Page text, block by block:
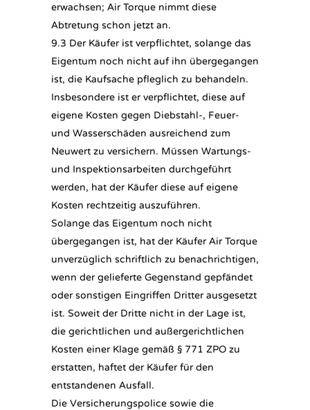
erwachsen; Air Torque nimmt diese
Abtretung schon jetzt an.
9.3 Der Käufer ist verpflichtet, solange das
Eigentum noch nicht auf ihn übergegangen
ist, die Kaufsache pfleglich zu behandeln.
Insbesondere ist er verpflichtet, diese auf
eigene Kosten gegen Diebstahl-, Feuer-
und Wasserschäden ausreichend zum
Neuwert zu versichern. Müssen Wartungs-
und Inspektionsarbeiten durchgeführt
werden, hat der Käufer diese auf eigene
Kosten rechtzeitig auszuführen.
Solange das Eigentum noch nicht
übergegangen ist, hat der Käufer Air Torque
unverzüglich schriftlich zu benachrichtigen,
wenn der gelieferte Gegenstand gepfändet
oder sonstigen Eingriffen Dritter ausgesetzt
ist. Soweit der Dritte nicht in der Lage ist,
die gerichtlichen und außergerichtlichen
Kosten einer Klage gemäß § 771 ZPO zu
erstatten, haftet der Käufer für den
entstandenen Ausfall.
Die Versicherungspolice sowie die